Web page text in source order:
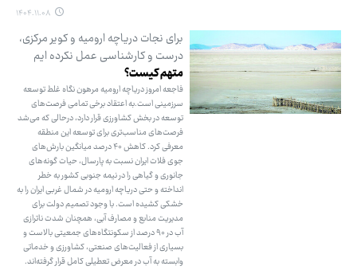
۱۴۰۴.۱۱.۰۸
برای نجات دریاچه ارومیه و کویر مرکزی،
درست و کارشناسی عمل نکرده ‌ایم
متهم کیست؟
فاجعه امروز دریاچه ارومیه مرهون نگاه غلط توسعه
سرزمینی است.به اعتقاد برخی تمامی فرصت‌های
توسعه در بخش کشاورزی قرار دارد، درحالی که می‌شد
فرصت‌های مناسب‌تری برای توسعه این منطقه
معرفی کرد. کاهش ۴۰ درصد میانگین بارش‌های
جوی فلات ایران نسبت به پارسال، حیات گونه‌های
جانوری و گیاهی را در نیمه جنوبی کشور به خطر
انداخته و حتی دریاچه ارومیه در شمال غربی ایران را به
خشکی کشیده است. با وجود تصمیم دولت برای
مدیریت منابع و مصارف آبی، همچنان شدت ناترازی
آب در ۹۰ درصد از سکونتگاه‌های جمعیتی بالاست و
بسیاری از فعالیت‌های صنعتی، کشاورزی و خدماتی
وابسته به آب در معرض تعطیلی کامل قرار گرفته‌اند.